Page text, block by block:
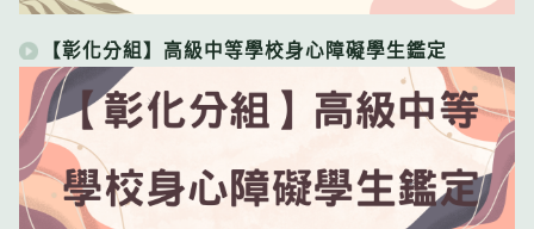
【彰化分組】高級中等學校身心障礙學生鑑定